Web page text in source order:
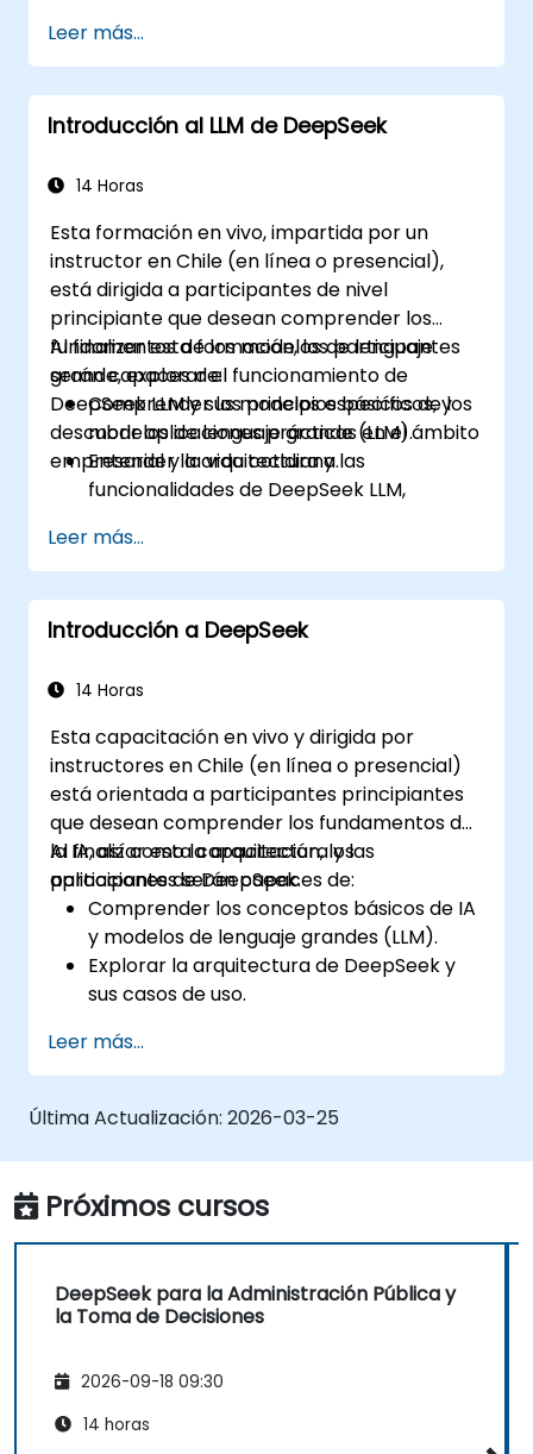
optimizar el código.
Automatizar tareas de programación
repetitivas mediante herramientas de IA.
Leer más...
Introducción al LLM de DeepSeek
14 Horas
Esta formación en vivo, impartida por un
instructor en Chile (en línea o presencial),
está dirigida a participantes de nivel
principiante que desean comprender los
fundamentos de los modelos de lenguaje
grande, explorar el funcionamiento de
DeepSeek LLM y sus modelos específicos, y
descubrir aplicaciones prácticas en el ámbito
empresarial y la vida cotidiana.
Al finalizar esta formación, los participantes
serán capaces de:
Comprender los principios básicos de los
modelos de lenguaje grande (LLM).
Entender la arquitectura y las
funcionalidades de DeepSeek LLM,
Identificar aplicaciones prácticas de
DeepSeek LLM en diversos contextos
empresariales.
Implementar proyectos básicos que
Leer más...
Introducción a DeepSeek
14 Horas
Esta capacitación en vivo y dirigida por
instructores en Chile (en línea o presencial)
está orientada a participantes principiantes
que desean comprender los fundamentos de
la IA, así como la arquitectura y las
aplicaciones de DeepSeek.
Al finalizar esta capacitación, los
participantes serán capaces de:
Comprender los conceptos básicos de IA
y modelos de lenguaje grandes (LLM).
Explorar la arquitectura de DeepSeek y
sus casos de uso.
escenarios del mundo real.
Obtener conocimientos sobre
consideraciones éticas en el desarrollo de
Leer más...
Última Actualización: 2026-03-25
Próximos cursos
DeepSeek para la Administración Pública y
la Toma de Decisiones
2026-09-18 09:30
14 horas